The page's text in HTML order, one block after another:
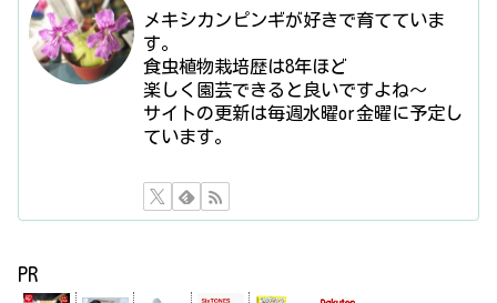
メキシカンピンギが好きで育てていま
す。
食虫植物栽培歴は8年ほど
楽しく園芸できると良いですよね〜
サイトの更新は毎週水曜or金曜に予定し
ています。
PR